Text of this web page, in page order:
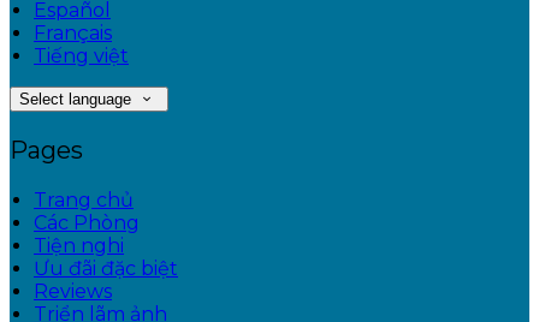
Español
Français
Tiếng việt
Select language
Pages
Trang chủ
Các Phòng
Tiện nghi
Ưu đãi đặc biệt
Reviews
Triển lãm ảnh